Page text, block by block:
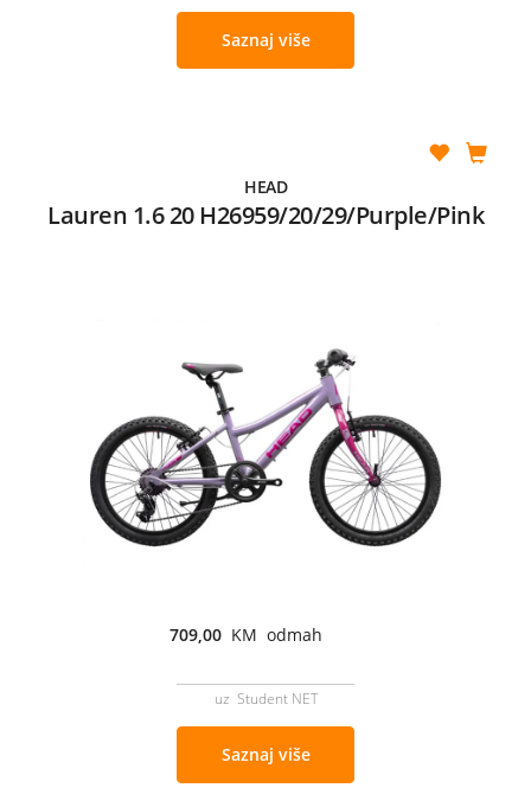
Saznaj više
HEAD
Lauren 1.6 20 H26959/20/29/Purple/Pink
709,00 KM odmah
uz Student NET
Saznaj više